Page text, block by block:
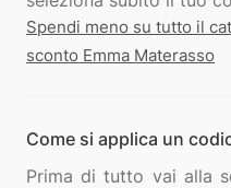
Spendi meno su tutto il
sconto Emma Materasso
Come si applica un
Prima di tutto vai alla